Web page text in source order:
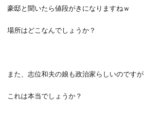
豪邸と聞いたら値段がきになりますねｗ
場所はどこなんでしょうか？
また、志位和夫の娘も政治家らしいのですが
これは本当でしょうか？